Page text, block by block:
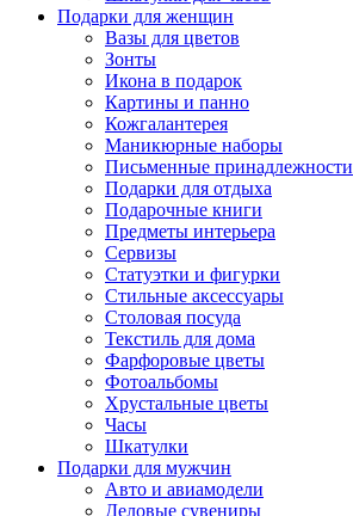
Подарки для женщин
Вазы для цветов
Зонты
Икона в подарок
Картины и панно
Кожгалантерея
Маникюрные наборы
Письменные принадлежности
Подарки для отдыха
Подарочные книги
Предметы интерьера
Сервизы
Статуэтки и фигурки
Стильные аксессуары
Столовая посуда
Текстиль для дома
Фарфоровые цветы
Фотоальбомы
Хрустальные цветы
Часы
Шкатулки
Подарки для мужчин
Авто и авиамодели
Деловые сувениры